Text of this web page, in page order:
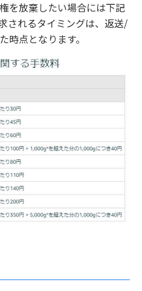
を放棄したい場合には下記
されるタイミングは、返送/
時点となります。